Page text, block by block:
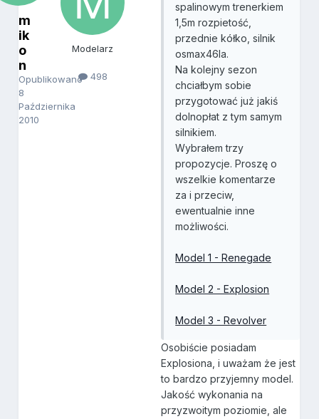
m
ik
o
n
Opublikowano
8
Października
2010
Modelarz
498
spalinowym trenerkiem
1,5m rozpietość,
przednie kółko, silnik
osmax46la.
Na kolejny sezon
chciałbym sobie
przygotować już jakiś
dolnopłat z tym samym
silnikiem.
Wybrałem trzy
propozycje. Proszę o
wszelkie komentarze
za i przeciw,
ewentualnie inne
możliwości.
Model 1 - Renegade
Model 2 - Explosion
Model 3 - Revolver
Osobiście posiadam
Explosiona, i uważam że jest
to bardzo przyjemny model.
Jakość wykonania na
przyzwoitym poziomie, ale